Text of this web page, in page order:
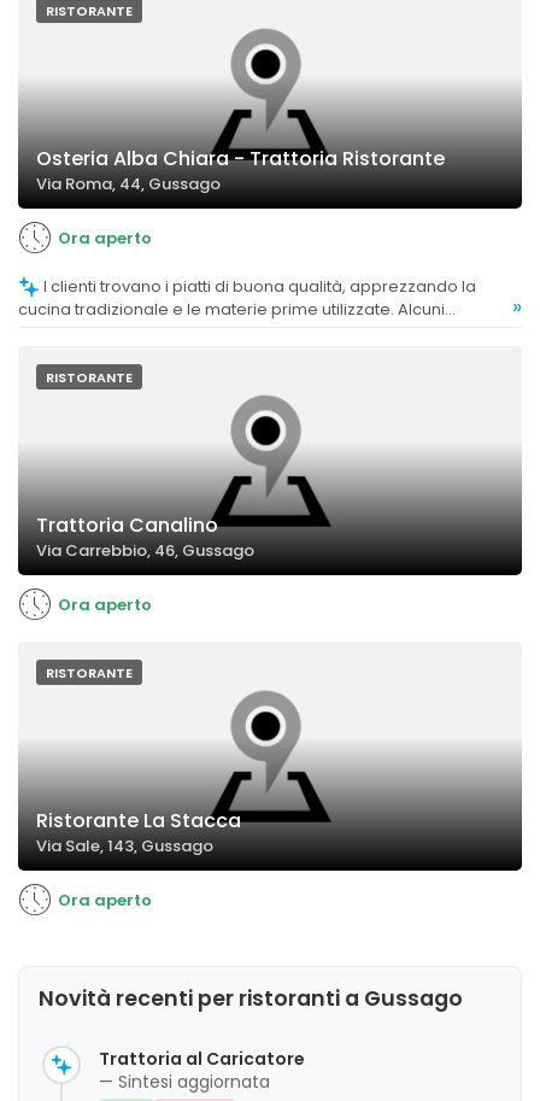
RISTORANTE
Osteria Alba Chiara - Trattoria Ristorante
Via Roma, 44, Gussago
Ora aperto
cucina tradizionale e le materie prime utilizzate. Alcuni
meno soddisfacenti.
»
RISTORANTE
Trattoria Canalino
Via Carrebbio, 46, Gussago
Ora aperto
RISTORANTE
Ristorante La Stacca
Via Sale, 143, Gussago
Ora aperto
Novità recenti per ristoranti a Gussago
Trattoria al Caricatore
— Sintesi aggiornata